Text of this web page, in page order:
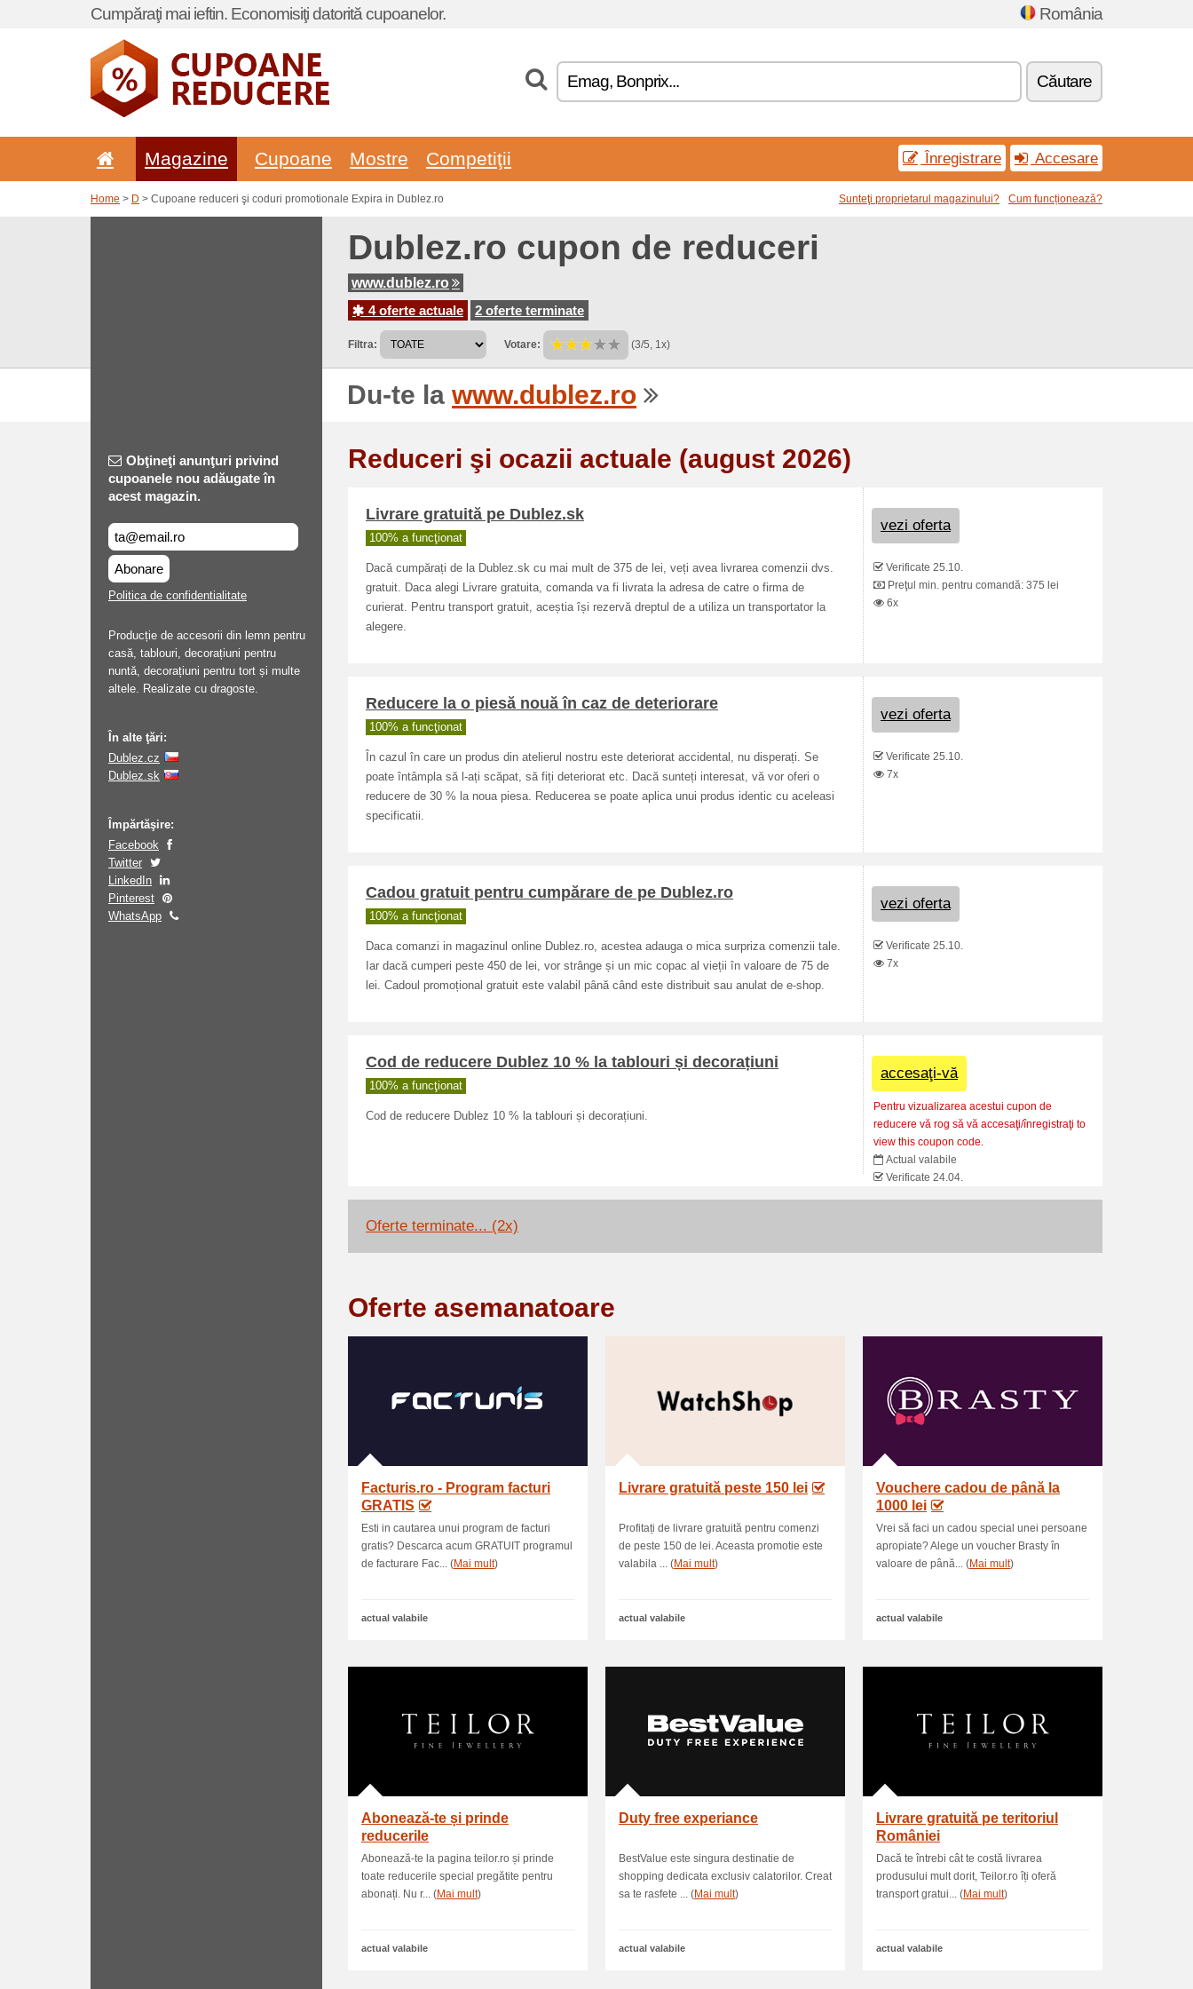
Cumpăraţi mai ieftin. Economisiţi datorită cupoanelor. România
Căutare
Magazine Cupoane Mostre Competiţii Înregistrare Accesare
Home > D > Cupoane reduceri şi coduri promotionale Expira in Dublez.ro Sunteţi proprietarul magazinului? Cum funcționează?
Dublez.ro cupon de reduceri
www.dublez.ro
4 oferte actuale
2 oferte terminate
Filtra: Votare: (3/5, 1x)
Du-te la www.dublez.ro
Obţineţi anunţuri privind
cupoanele nou adăugate în
acest magazin.
Abonare
Politica de confidentialitate
Producție de accesorii din lemn pentru
casă, tablouri, decorațiuni pentru
nuntă, decorațiuni pentru tort și multe
altele. Realizate cu dragoste.
În alte ţări:
Dublez.cz
Dublez.sk
Împărtăşire:
Facebook
Twitter
LinkedIn
Pinterest
WhatsApp
Reduceri şi ocazii actuale (august 2026)
Livrare gratuită pe Dublez.sk
100% a funcţionat
Dacă cumpărați de la Dublez.sk cu mai mult de 375 de lei, veți avea livrarea comenzii dvs.
gratuit. Daca alegi Livrare gratuita, comanda va fi livrata la adresa de catre o firma de
curierat. Pentru transport gratuit, aceștia își rezervă dreptul de a utiliza un transportator la
alegere.
vezi oferta
Verificate 25.10.
Preţul min. pentru comandă: 375 lei
6x
Reducere la o piesă nouă în caz de deteriorare
100% a funcţionat
În cazul în care un produs din atelierul nostru este deteriorat accidental, nu disperați. Se
poate întâmpla să l-ați scăpat, să fiți deteriorat etc. Dacă sunteți interesat, vă vor oferi o
reducere de 30 % la noua piesa. Reducerea se poate aplica unui produs identic cu aceleasi
specificatii.
vezi oferta
Verificate 25.10.
7x
Cadou gratuit pentru cumpărare de pe Dublez.ro
100% a funcţionat
Daca comanzi in magazinul online Dublez.ro, acestea adauga o mica surpriza comenzii tale.
Iar dacă cumperi peste 450 de lei, vor strânge și un mic copac al vieții în valoare de 75 de
lei. Cadoul promoțional gratuit este valabil până când este distribuit sau anulat de e-shop.
vezi oferta
Verificate 25.10.
7x
Cod de reducere Dublez 10 % la tablouri și decorațiuni
100% a funcţionat
Cod de reducere Dublez 10 % la tablouri și decorațiuni.
accesaţi-vă
Pentru vizualizarea acestui cupon de
reducere vă rog să vă accesaţi/înregistraţi to
view this coupon code.
Actual valabile
Verificate 24.04.
Oferte terminate... (2x)
Oferte asemanatoare
Facturis.ro - Program facturi
GRATIS
Esti in cautarea unui program de facturi
gratis? Descarca acum GRATUIT programul
de facturare Fac... (Mai mult)
actual valabile
Livrare gratuită peste 150 lei
Profitați de livrare gratuită pentru comenzi
de peste 150 de lei. Aceasta promotie este
valabila ... (Mai mult)
actual valabile
Vouchere cadou de până la
1000 lei
Vrei să faci un cadou special unei persoane
apropiate? Alege un voucher Brasty în
valoare de până... (Mai mult)
actual valabile
Abonează-te și prinde
reducerile
Abonează-te la pagina teilor.ro și prinde
toate reducerile special pregătite pentru
abonați. Nu r... (Mai mult)
actual valabile
Duty free experiance
BestValue este singura destinatie de
shopping dedicata exclusiv calatorilor. Creat
sa te rasfete ... (Mai mult)
actual valabile
Livrare gratuită pe teritoriul
României
Dacă te întrebi cât te costă livrarea
produsului mult dorit, Teilor.ro îți oferă
transport gratui... (Mai mult)
actual valabile